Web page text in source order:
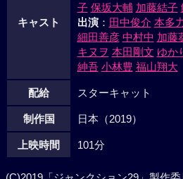
キャスト
子 保坂大輔 加藤結子
出演： 田中俊介 本多
細田善彦 中村中 加藤
キヌヲ 本田剛文 ゆか
紳吾 小林豊 福山翔大
配給 スターキャット
制作国 日本（2019）
上映時間 101分